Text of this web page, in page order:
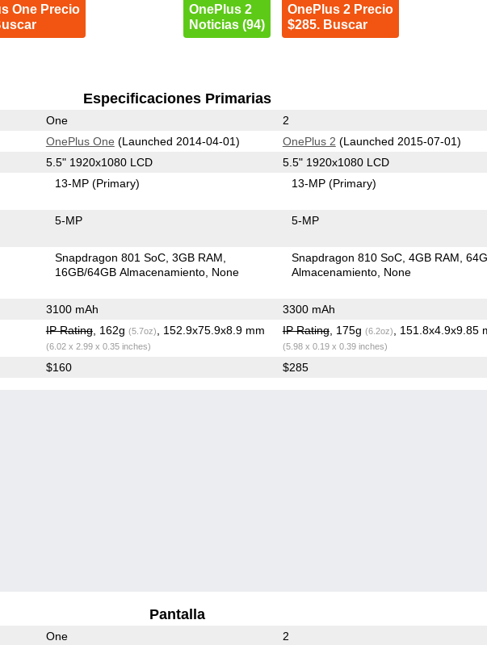
One Precio
OnePlus 2
Noticias (94)
OnePlus 2 Precio
$285. Buscar
Especificaciones Primarias
One 2
OnePlus One (Launched 2014-04-01) OnePlus 2 (Launched 2015-07-01)
5.5" 1920x1080 LCD 5.5" 1920x1080 LCD
13-MP(Primary) 13-MP(Primary)
5-MP 5-MP
Snapdragon 801 SoC 3GB RAM
16GB/64GB Almacenamiento None
Snapdragon 810 SoC 4GB RAM
Almacenamiento None
3100 mAh 3300 mAh
IP Rating, 162g (5.7oz) , 152.9x75.9x8.9 mm
(6.02 x 2.99 x 0.35 inches)
IP Rating, 175g (6.2oz) , 151.8x4.9x9.85
(5.98 x 0.19 x 0.39 inches)
$160 $285
Pantalla
One 2